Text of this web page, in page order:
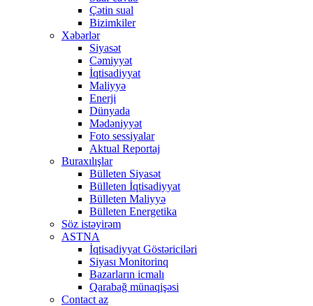
Çətin sual
Bizimkiler
Xəbərlər
Siyasət
Cəmiyyət
İqtisadiyyat
Maliyyə
Enerji
Dünyada
Mədəniyyət
Foto sessiyalar
Aktual Reportaj
Buraxılışlar
Bülleten Siyasət
Bülleten İqtisadiyyat
Bülleten Maliyyə
Bülleten Energetika
Söz istəyirəm
ASTNA
İqtisadiyyat Göstəriciləri
Siyası Monitorinq
Bazarların icmalı
Qarabağ münaqişəsi
Contact az